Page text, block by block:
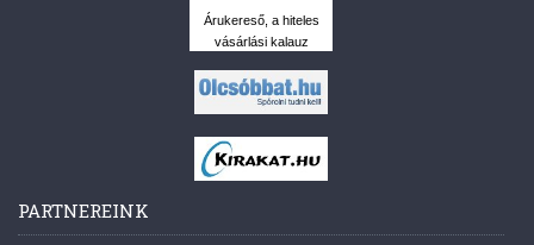
Árukereső, a hiteles
vásárlási kalauz
PARTNEREINK